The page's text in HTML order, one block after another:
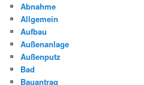
Abnahme
Allgemein
Aufbau
Außenanlage
Außenputz
Bad
Bauantrag